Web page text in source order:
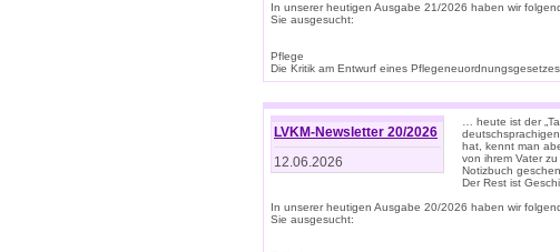
In unserer heutigen Ausgabe 21/2026 haben wir
Sie ausgesucht:
Pflege
Die Kritik am Entwurf eines
LVKM-Newsletter 20/2026
12.06.2026
… heute ist der
hat, kennt man
von ihrem Vater
Notizbuch
Der Rest ist
In unserer heutigen Ausgabe 20/2026 haben wir
Sie ausgesucht: